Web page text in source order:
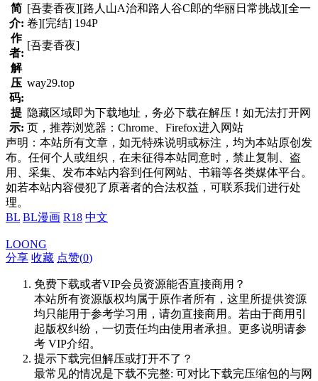
简
介:
[吾妻香夜][路人山A治和路人谷C郎的华丽日常挑战][全一
卷][完结] 194P
作
者:
[吾妻香夜]
解
压
码:
way29.top
提
示:
隐藏区域即为下载地址，务必下载在解压！如无法打开网
页，推荐浏览器：Chrome、Firefox进入网站
声明：本站所有文章，如无特殊说明或标注，均为本站原创发
布。任何个人或组织，在未征得本站同意时，禁止复制、盗
用、采集、发布本站内容到任何网站、书籍等各类媒体平台。
如若本站内容侵犯了原著者的合法权益，可联系我们进行处
理。
BL BL漫画 R18 中文
LOONG
分享 收藏 点赞(0)
免费下载或者VIP会员资源能否直接商用？
本站所有资源版权均属于原作者所有，这里所提供资源
均只能用于参考学习用，请勿直接商用。若由于商用引
起版权纠纷，一切责任均由使用者承担。更多说明请参
考 VIP介绍。
提示下载完但解压或打开不了？
最常见的情况是下载不完整: 可对比下载完压缩包的与网